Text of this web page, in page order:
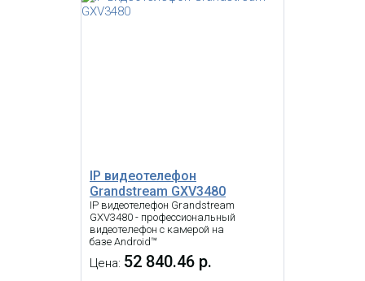
NEW -
Yealink SIP-T58W Pro with camera,
видеотерминал, Android, WiFi,
Bluetooth трубка, GigE, CAM50, без
IP видеотелефон
Grandstream GXV3480
IP видеотелефон Grandstream
GXV3480 - профессиональный
видеотелефон с камерой на
базе Android™
Цена: 52 840.46 р.